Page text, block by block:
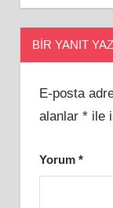
BIR YANIT
E-posta
alanlar *ile
Yorum *